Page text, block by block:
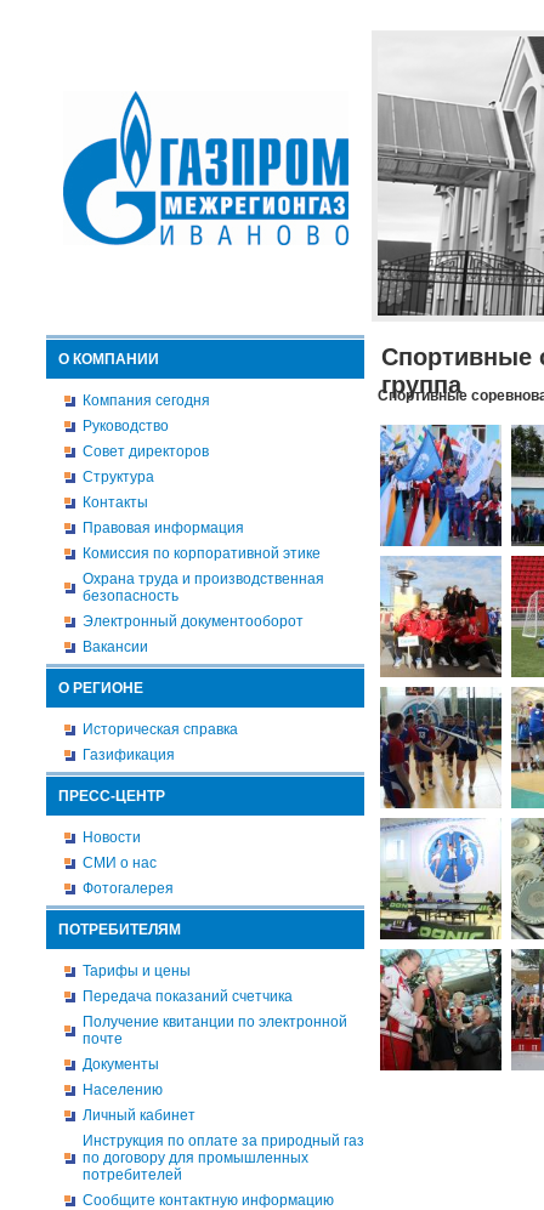
О КОМПАНИИ
Компания сегодня
Руководство
Совет директоров
Структура
Контакты
Правовая информация
Комиссия по корпоративной этике
Охрана труда и производственная
безопасность
Электронный документооборот
Вакансии
О РЕГИОНЕ
Историческая справка
Газификация
ПРЕСС-ЦЕНТР
Новости
СМИ о нас
Фотогалерея
ПОТРЕБИТЕЛЯМ
Тарифы и цены
Передача показаний счетчика
Получение квитанции по электронной
почте
Документы
Населению
Личный кабинет
Инструкция по оплате за природный газ
по договору для промышленных
потребителей
Сообщите контактную информацию
Спортивные
группа
Спортивные